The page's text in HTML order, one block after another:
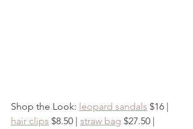
Shop the Look: leopard sandals $16 |
hair clips $8.50 | straw bag $27.50 |